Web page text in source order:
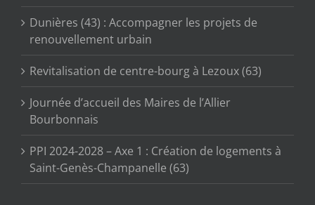
Dunières (43) : Accompagner les projets de
renouvellement urbain
Revitalisation de centre-bourg à Lezoux (63)
Journée d’accueil des Maires de l’Allier
Bourbonnais
PPI 2024-2028 – Axe 1 : Création de logements à
Saint-Genès-Champanelle (63)